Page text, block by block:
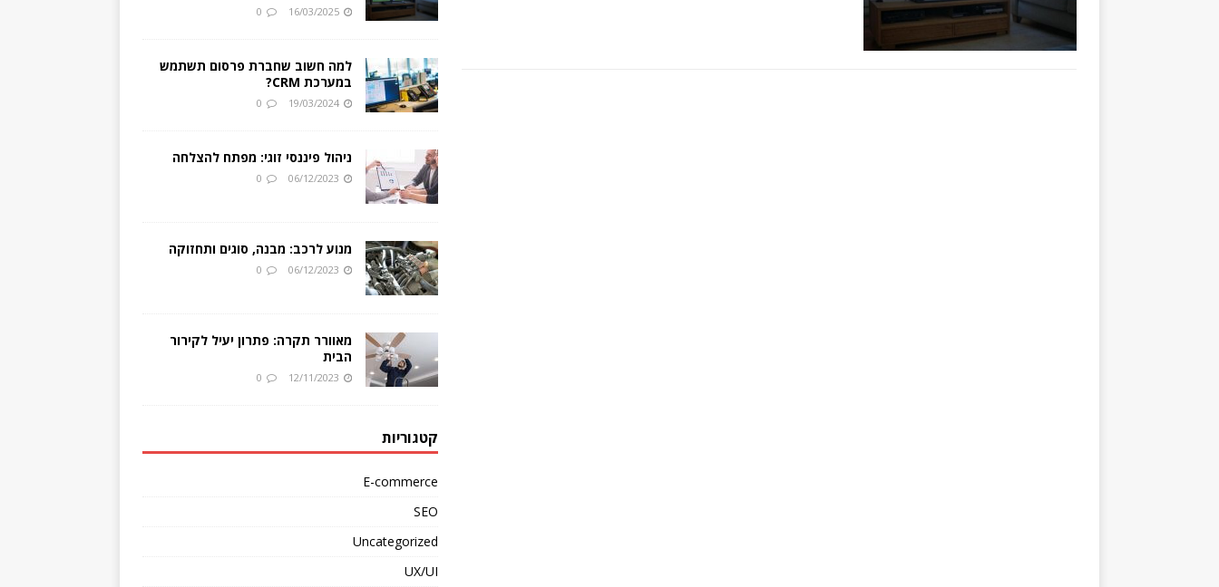
16/03/2025
0
למה חשוב שחברת פרסום תשתמש
במערכת CRM?
19/03/2024
0
ניהול פיננסי זוגי: מפתח להצלחה
06/12/2023
0
מנוע לרכב: מבנה, סוגים ותחזוקה
06/12/2023
0
מאוורר תקרה: פתרון יעיל לקירור
הבית
12/11/2023
0
קטגוריות
E-commerce
SEO
Uncategorized
UX/UI